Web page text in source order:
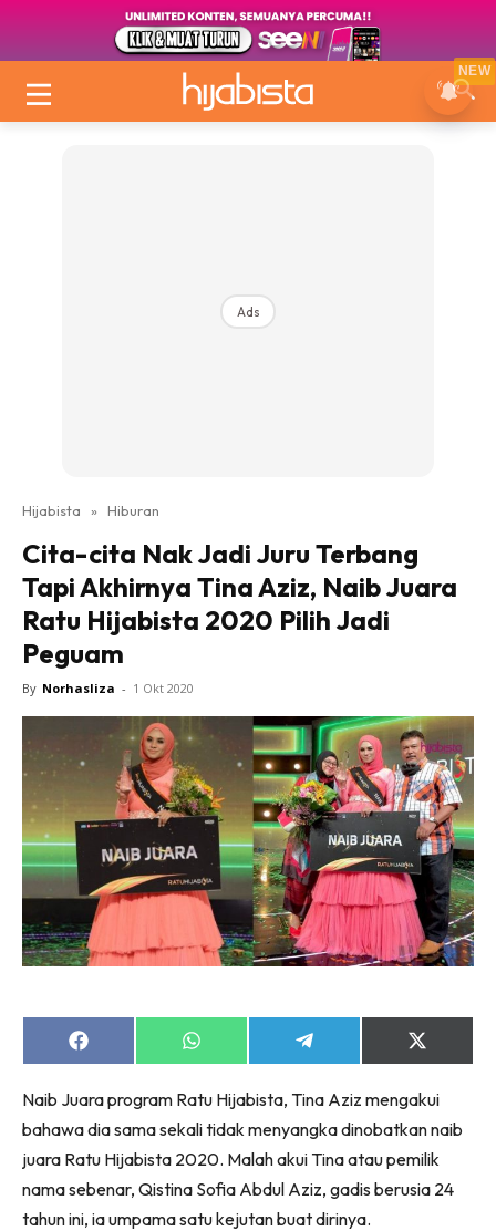
Ads
Hijabista » Hiburan
Cita-cita Nak Jadi Juru Terbang
Tapi Akhirnya Tina Aziz, Naib Juara
Ratu Hijabista 2020 Pilih Jadi
Peguam
By Norhasliza - 1 Okt 2020
Share
on
Share
on
Share
on
Share
on
(Twitter)
Naib Juara program Ratu Hijabista, Tina Aziz mengakui
bahawa dia sama sekali tidak menyangka dinobatkan naib
juara Ratu Hijabista 2020. Malah akui Tina atau pemilik
nama sebenar, Qistina Sofia Abdul Aziz, gadis berusia 24
tahun ini, ia umpama satu kejutan buat dirinya.
NEW